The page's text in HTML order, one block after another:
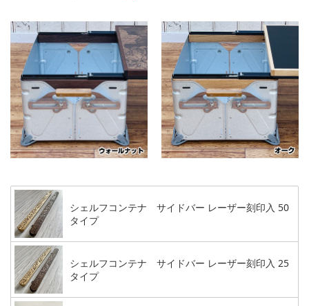
シェルフコンテナ サイドバー レーザー刻印入 50
タイプ
シェルフコンテナ サイドバー レーザー刻印入 25
タイプ